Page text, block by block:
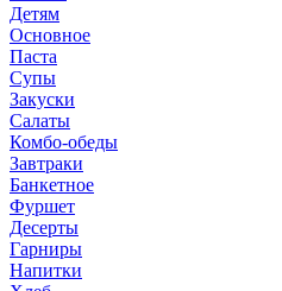
Детям
Основное
Паста
Супы
Закуски
Салаты
Комбо-обеды
Завтраки
Банкетное
Фуршет
Десерты
Гарниры
Напитки